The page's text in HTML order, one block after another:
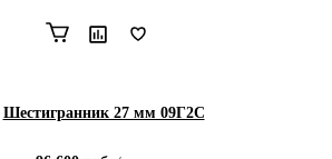
Шестигранник 27 мм 09Г2С